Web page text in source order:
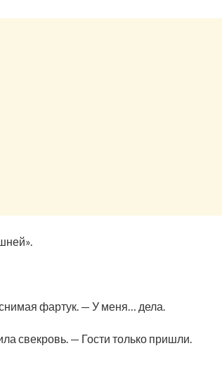
фартук. — У меня… дела.
свекровь. — Гости только пришли.